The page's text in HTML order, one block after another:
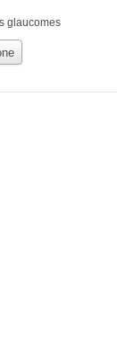
glaucomes